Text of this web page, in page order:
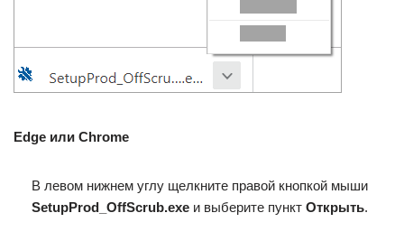
Edge или Chrome
В левом нижнем углу щелкните правой кнопкой мыши
SetupProd_OffScrub.exe и выберите пункт Открыть.